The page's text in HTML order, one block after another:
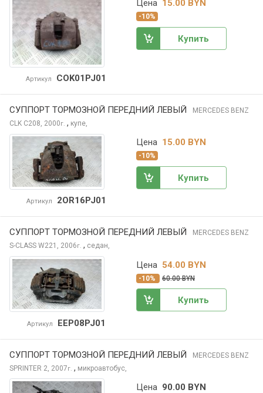
Артикул COK01PJ01
Цена 15.00 BYN
-10%
Купить
СУППОРТ ТОРМОЗНОЙ ПЕРЕДНИЙ ЛЕВЫЙ
MERCEDES BENZ
CLK C208, 2000г. , купе,
Артикул 2OR16PJ01
Цена 15.00 BYN
-10%
Купить
СУППОРТ ТОРМОЗНОЙ ПЕРЕДНИЙ ЛЕВЫЙ
MERCEDES BENZ
S-CLASS W221, 2006г. , седан,
Артикул EEP08PJ01
Цена 54.00 BYN
-10% 60.00 BYN
Купить
СУППОРТ ТОРМОЗНОЙ ПЕРЕДНИЙ ЛЕВЫЙ
MERCEDES BENZ
SPRINTER 2, 2007г. , микроавтобус,
Цена 90.00 BYN